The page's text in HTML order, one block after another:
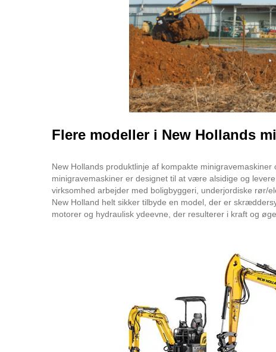
Flere modeller i New Hollands
New Hollands produktlinje af kompakte
minigravemaskiner er designet til at være alsidige og
virksomhed arbejder med boligbyggeri, underjordiske rør/
New Holland helt sikker tilbyde en model, der er
motorer og hydraulisk ydeevne, der resulterer i kraft og